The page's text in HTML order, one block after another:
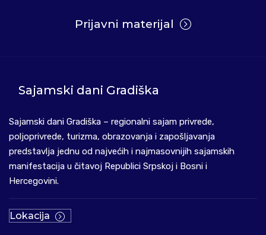
Prijavni materijal
Sajamski dani Gradiška
Sajamski dani Gradiška – regionalni sajam privrede,
poljoprivrede, turizma, obrazovanja i zapošljavanja
predstavlja jednu od najvećih i najmasovnijih sajamskih
manifestacija u čitavoj Republici Srpskoj i Bosni i
Hercegovini.
Lokacija